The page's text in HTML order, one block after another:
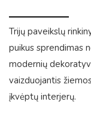
Trijų paveikslų
puikus sprendimas
modernių
vaizduojantis
įkvėptų interjerų.